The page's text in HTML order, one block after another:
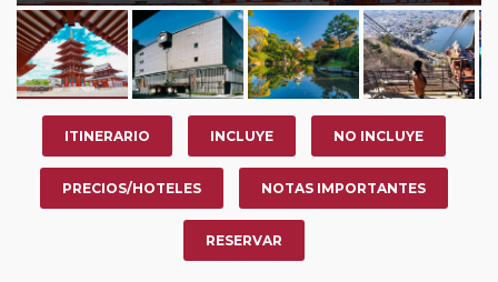
ITINERARIO INCLUYE NO INCLUYE
PRECIOS/HOTELES NOTAS IMPORTANTES
RESERVAR